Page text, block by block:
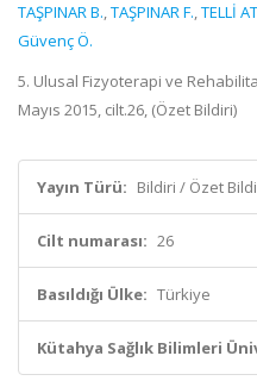
TAŞPINAR B.,TAŞPINAR F.,TELLİ
Güvenç Ö.
5. Ulusal Fizyoterapi ve
Mayıs 2015, cilt.26, (Özet Bildiri)
Yayın Türü: Bildiri / Özet
Cilt numarası: 26
Basıldığı Ülke: Türkiye
Kütahya Sağlık Bilimleri